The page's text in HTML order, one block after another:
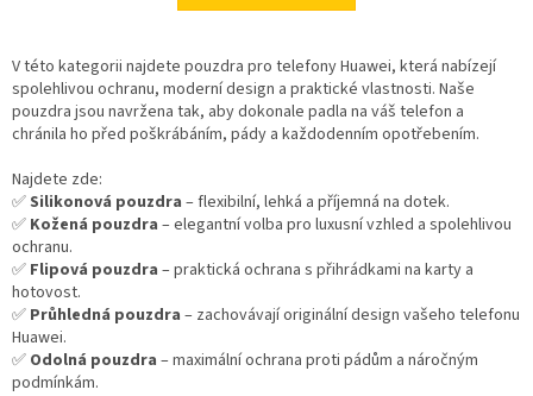
V této kategorii najdete pouzdra pro telefony Huawei, která nabízejí
spolehlivou ochranu, moderní design a praktické vlastnosti. Naše
pouzdra jsou navržena tak, aby dokonale padla na váš telefon a
chránila ho před poškrábáním, pády a každodenním opotřebením.
Najdete zde:
✅Silikonová pouzdra – flexibilní, lehká a příjemná na dotek.
✅ Kožená pouzdra – elegantní volba pro luxusní vzhled a spolehlivou
ochranu.
✅ Flipová pouzdra – praktická ochrana s přihrádkami na karty a
hotovost.
✅ Průhledná pouzdra – zachovávají originální design vašeho telefonu
Huawei.
✅ Odolná pouzdra – maximální ochrana proti pádům a náročným
podmínkám.